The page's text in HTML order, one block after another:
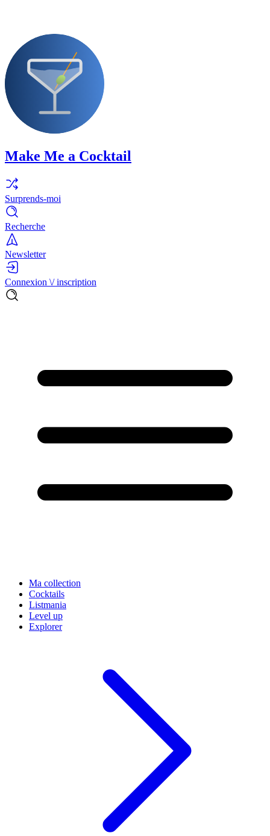
Make Me a Cocktail
Surprends-moi
Recherche
Newsletter
Connexion \/ inscription
Ma collection
Cocktails
Listmania
Level up
Explorer